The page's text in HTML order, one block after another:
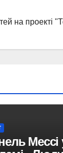
на проекті
Мессі